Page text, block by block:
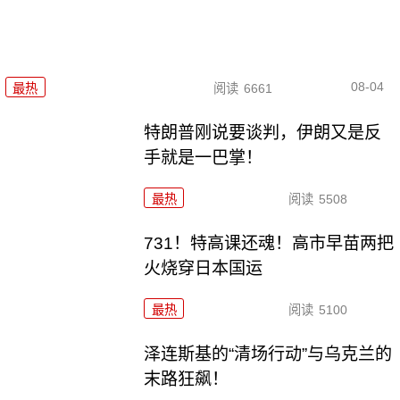
最热 阅读 6661 08-04
特朗普刚说要谈判，伊朗又是反
手就是一巴掌！
最热 阅读 5508
731！特高课还魂！高市早苗两把
火烧穿日本国运
最热 阅读 5100
泽连斯基的“清场行动”与乌克兰的
末路狂飙！